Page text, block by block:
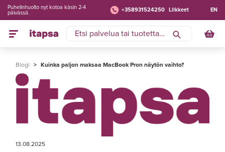
+358931524250 Liikkeet
Puhelinhuolto nyt kotoa käsin 2-4
päivässä.
EN
Blogi > Kuinka paljon maksaa MacBook Pron näytön vaihto?
13.08.2025